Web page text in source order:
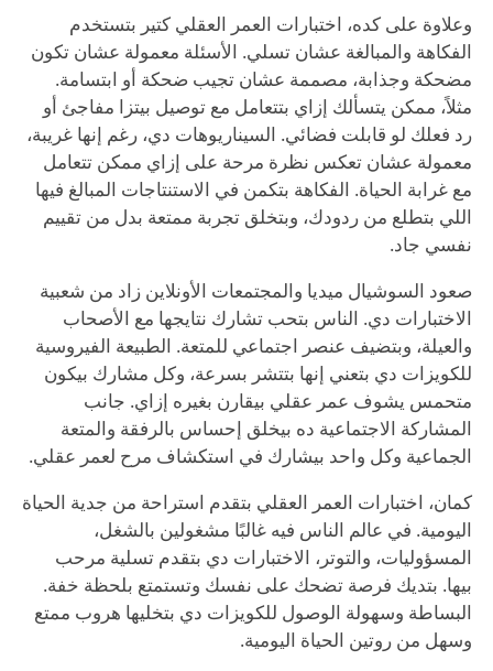
وعلاوة على كده، اختبارات العمر العقلي كتير بتستخدم
الفكاهة والمبالغة عشان تسلي. الأسئلة معمولة عشان تكون
مضحكة وجذابة، مصممة عشان تجيب ضحكة أو ابتسامة.
مثلاً، ممكن يتسألك إزاي بتتعامل مع توصيل بيتزا مفاجئ أو
رد فعلك لو قابلت فضائي. السيناريوهات دي، رغم إنها غريبة،
معمولة عشان تعكس نظرة مرحة على إزاي ممكن تتعامل
مع غرابة الحياة. الفكاهة بتكمن في الاستنتاجات المبالغ فيها
اللي بتطلع من ردودك، وبتخلق تجربة ممتعة بدل من تقييم
نفسي جاد.
صعود السوشيال ميديا والمجتمعات الأونلاين زاد من شعبية
الاختبارات دي. الناس بتحب تشارك نتايجها مع الأصحاب
والعيلة، وبتضيف عنصر اجتماعي للمتعة. الطبيعة الفيروسية
للكويزات دي بتعني إنها بتتشر بسرعة، وكل مشارك بيكون
متحمس يشوف عمر عقلي بيقارن بغيره إزاي. جانب
المشاركة الاجتماعية ده بيخلق إحساس بالرفقة والمتعة
الجماعية وكل واحد بيشارك في استكشاف مرح لعمر عقلي.
كمان، اختبارات العمر العقلي بتقدم استراحة من جدية الحياة
اليومية. في عالم الناس فيه غالبًا مشغولين بالشغل،
المسؤوليات، والتوتر، الاختبارات دي بتقدم تسلية مرحب
بيها. بتديك فرصة تضحك على نفسك وتستمتع بلحظة خفة.
البساطة وسهولة الوصول للكويزات دي بتخليها هروب ممتع
وسهل من روتين الحياة اليومية.